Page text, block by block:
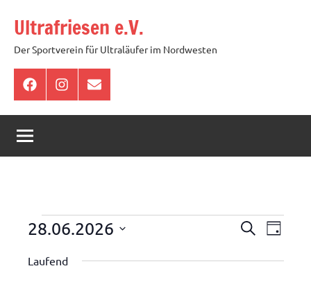
Inhalt
springen
Ultrafriesen e.V.
Der Sportverein für Ultraläufer im Nordwesten
FacebookInstagram
E-
Mail
Veranstaltungen
für
SucheTag
28.06.2026
wählen.
Laufend